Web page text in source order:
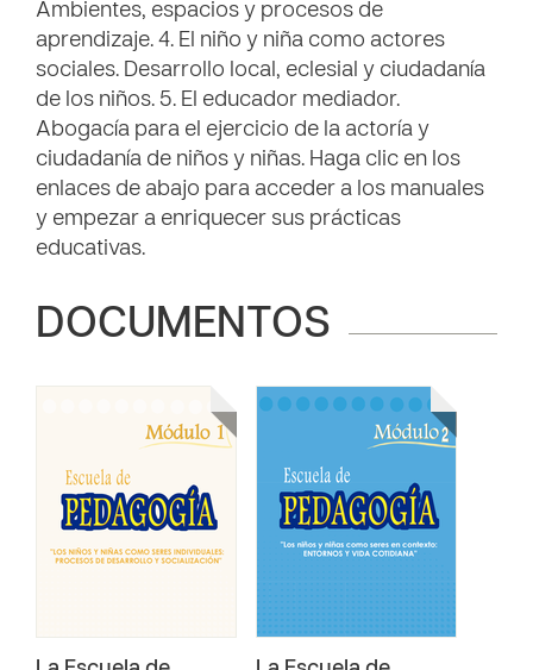
Ambientes, espacios y procesos de
aprendizaje. 4. El niño y niña como actores
sociales. Desarrollo local, eclesial y ciudadanía
de los niños. 5. El educador mediador.
Abogacía para el ejercicio de la actoría y
ciudadanía de niños y niñas. Haga clic en los
enlaces de abajo para acceder a los manuales
y empezar a enriquecer sus prácticas
educativas.
DOCUMENTOS